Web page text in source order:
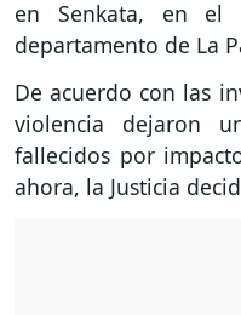
en Senkata, en el
departamento de La
De acuerdo con las
violencia dejaron
fallecidos por
ahora, la Justicia